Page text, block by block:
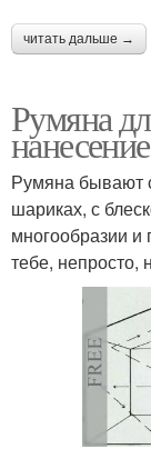
читать дальше →
Румяна
нанесение
Румяна бывают
шариках, с
многообразии
тебе, непросто,